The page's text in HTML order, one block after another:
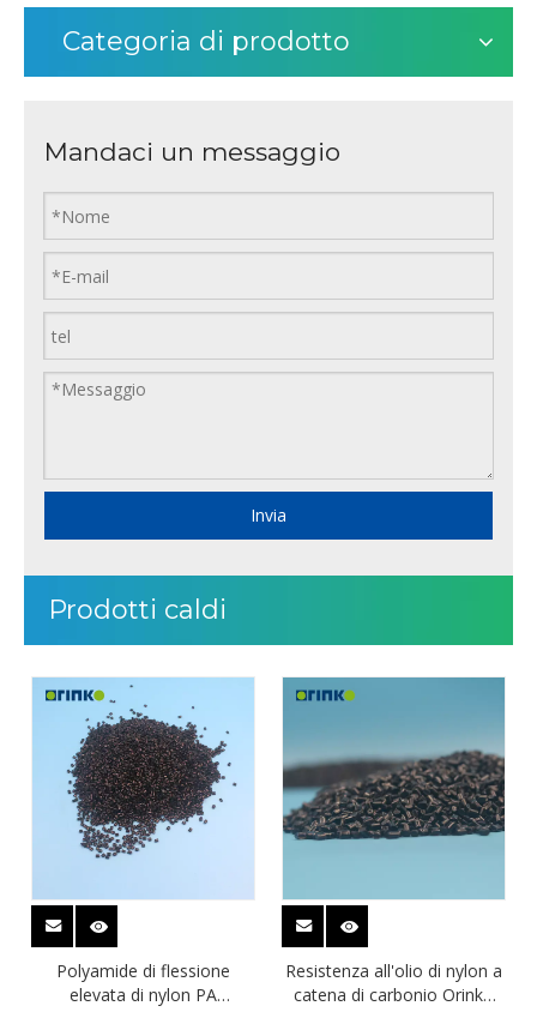
Categoria di prodotto
Mandaci un messaggio
Invia
Prodotti caldi
Polyamide di flessione
elevata di nylon PA
Resistenza all'olio di nylon a
catena di carbonio Orinko